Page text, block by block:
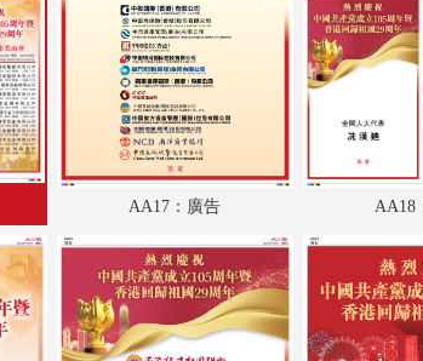
A21：廣告
A22：內
A23：國際
A24：國
AA2：廣
AA3：廣
AA17：廣告 AA18